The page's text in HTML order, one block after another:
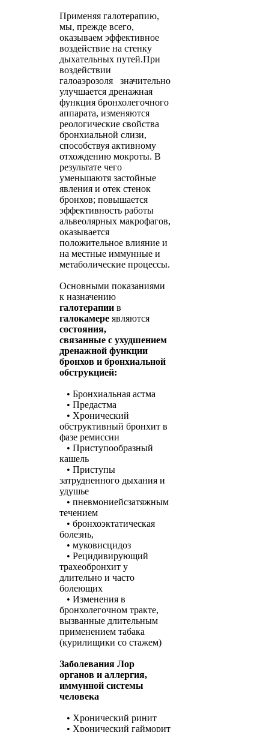
Применяя галотерапию,
мы, прежде всего,
оказываем эффективное
воздействие на стенку
дыхательных путей.При
воздействии
галоаэрозоля значительно
улучшается дренажная
функция бронхолегочного
аппарата, изменяются
реологические свойства
бронхиальной слизи,
способствуя активному
отхождению мокроты. В
результате чего
уменьшаютя застойные
явления и отек стенок
бронхов; повышается
эффективность работы
альвеолярных макрофагов,
оказывается
положительное влияние и
на местные иммунные и
метаболические процессы.
Основными показаниями
к назначению
галотерапии в
галокамере являются
состояния,
связанные с ухудшением
дренажной функции
бронхов и бронхиальной
обструкцией:
• Бронхиальная астма
• Предастма
• Хронический
обструктивный бронхит в
фазе ремиссии
• Приступообразный
кашель
• Приступы
затрудненного дыхания и
удушье
• пневмониейсзатяжным
течением
• бронхоэктатическая
болезнь,
• муковисцидоз
• Рецидивирующий
трахеобронхит у
длительно и часто
болеющих
• Изменения в
бронхолегочном тракте,
вызванные длительным
применением табака
(курилищики со стажем)
Заболевания Лор
органов и аллергия,
иммунной системы
человека
• Хронический ринит
• Хронический гайморит